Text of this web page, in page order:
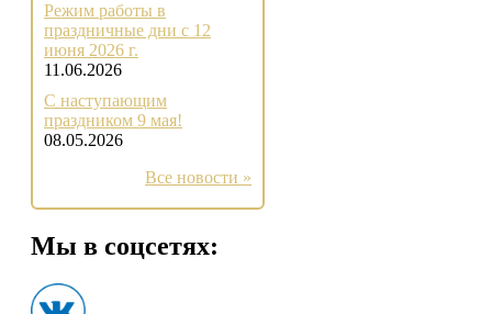
Режим работы в
праздничные дни с 12
июня 2026 г.
11.06.2026
С наступающим
праздником 9 мая!
08.05.2026
Все новости »
Мы в соцсетях: